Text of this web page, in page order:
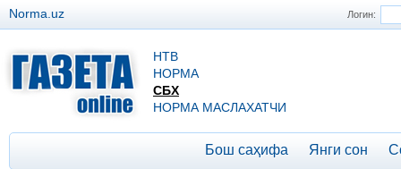
Логин:
Norma.uz
НТВ
НОРМА
СБХ
НОРМА МАСЛАХАТЧИ
Бош саҳифа Янги сон